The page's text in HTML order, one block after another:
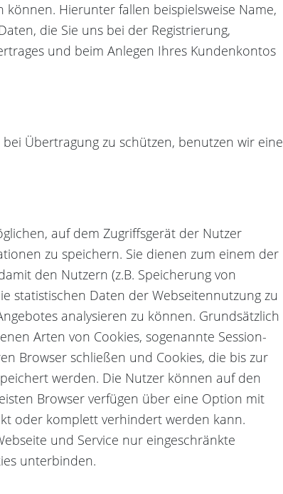
Hierunter fallen beispielsweise Name,
die Sie uns bei der Registrierung,
und beim Anlegen Ihres Kundenkontos
Übertragung zu schützen, benutzen wir eine
auf dem Zugriffsgerät der Nutzer
zu speichern. Sie dienen zum einem der
den Nutzern (z.B. Speicherung von
statistischen Daten der Webseitennutzung zu
analysieren zu können. Grundsätzlich
Arten von Cookies, sogenannte Session-
Browser schließen und Cookies, die bis zur
werden. Die Nutzer können auf den
Browser verfügen über eine Option mit
oder komplett verhindert werden kann.
und Service nur eingeschränkte
unterbinden.